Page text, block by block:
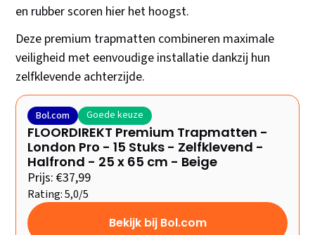
en rubber scoren hier het hoogst.
Deze premium trapmatten combineren maximale
veiligheid met eenvoudige installatie dankzij hun
zelfklevende achterzijde.
Bol.com Goede keuze
FLOORDIREKT Premium Trapmatten -
London Pro - 15 Stuks - Zelfklevend -
Halfrond - 25 x 65 cm - Beige
Prijs: €37,99
Rating: 5,0/5
Bekijk bij Bol.com